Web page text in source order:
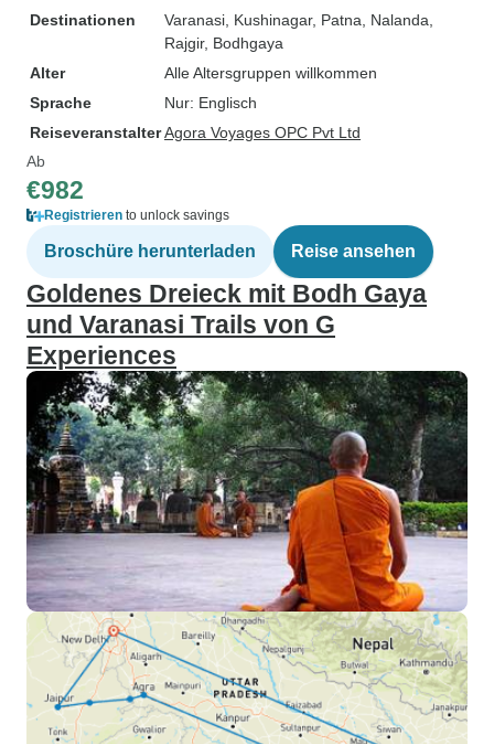
Destinationen
Varanasi , Kushinagar, Patna , Nalanda
Rajgir, Bodhgaya
Alter
Alle Altersgruppen willkommen
Sprache
Nur: Englisch
ReiseveranstalterAgora Voyages OPC Pvt Ltd
Ab
€982
Registrieren to unlock savings
Broschüre herunterladen Reise ansehen
Goldenes Dreieck mit Bodh Gaya
und Varanasi Trails von G
Experiences